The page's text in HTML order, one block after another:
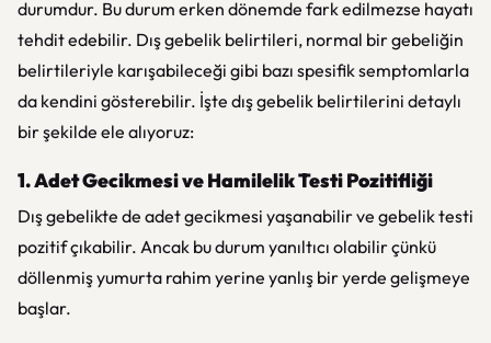
durumdur. Bu durum erken dönemde fark edilmezse hayatı
tehdit edebilir. Dış gebelik belirtileri, normal bir gebeliğin
belirtileriyle karışabileceği gibi bazı spesifik semptomlarla
da kendini gösterebilir. İşte dış gebelik belirtilerini detaylı
bir şekilde ele alıyoruz:
1. Adet Gecikmesi ve Hamilelik Testi Pozitifliği
Dış gebelikte de adet gecikmesi yaşanabilir ve gebelik testi
pozitif çıkabilir. Ancak bu durum yanıltıcı olabilir çünkü
döllenmiş yumurta rahim yerine yanlış bir yerde gelişmeye
başlar.